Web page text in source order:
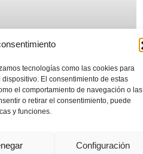
tecnologías como las cookies para
El consentimiento de estas
el comportamiento de navegación o las
o retirar el consentimiento, puede
y funciones.
Configuración
.
con Baleares,Andalucíay la